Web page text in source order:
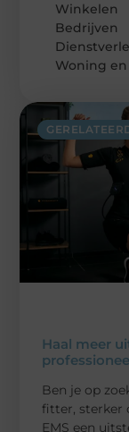
Haal meer
Ben je op
fitter, sterker
EMS een
Winkelen
Bedrijven
Woning en